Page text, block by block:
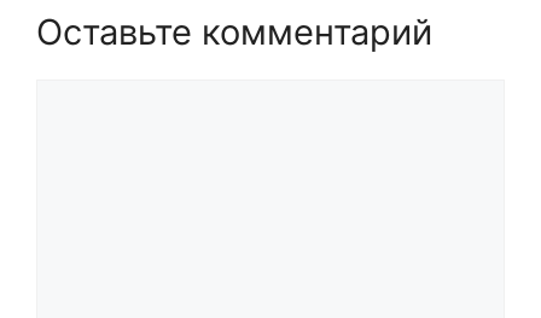
Оставьте комментарий